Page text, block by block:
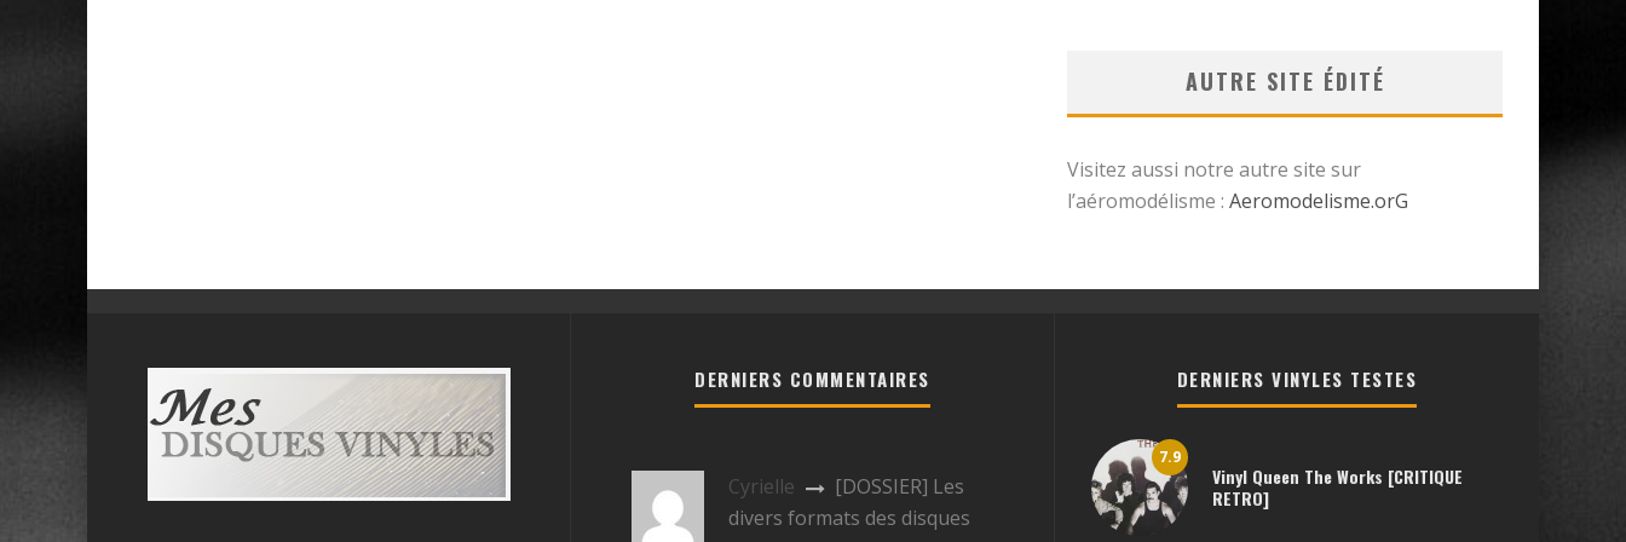
AUTRE SITE ÉDITÉ
Visitez aussi notre autre site sur
l’aéromodélisme : Aeromodelisme.orG
DERNIERS COMMENTAIRES
Cyrielle
[DOSSIER] Les
divers formats des disques
DERNIERS VINYLES TESTES
7.9
Vinyl Queen The Works [CRITIQUE
RETRO]